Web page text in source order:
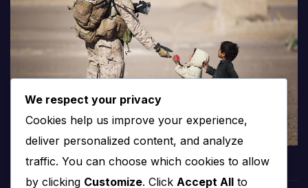
We respect your privacy
Cookies help us improve your experience,
deliver personalized content, and analyze
traffic. You can choose which cookies to allow
by clicking Customize. Click Accept All to